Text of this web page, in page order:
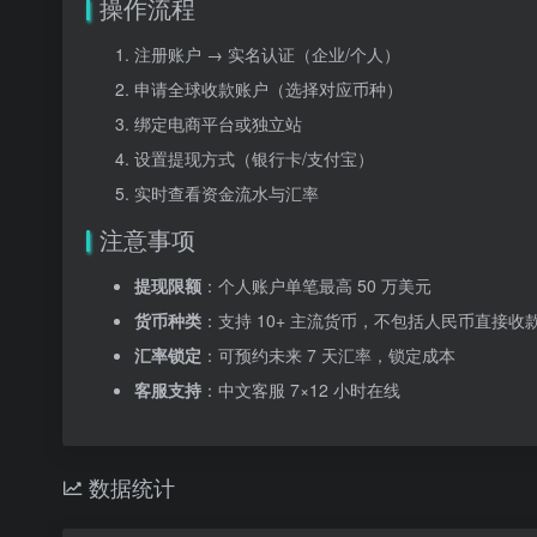
操作流程
注册账户 → 实名认证（企业/个人）
申请全球收款账户（选择对应币种）
绑定电商平台或独立站
设置提现方式（银行卡/支付宝）
实时查看资金流水与汇率
注意事项
提现限额 ：个人账户单笔最高 50 万美元
货币种类 ：支持 10+ 主流货币，不包括人民币直接收
汇率锁定 ：可预约未来 7 天汇率，锁定成本
客服支持 ：中文客服 7×12 小时在线
数据统计